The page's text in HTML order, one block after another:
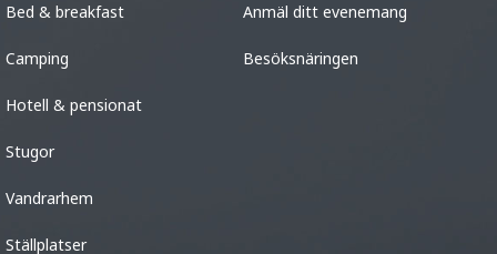
Bed & breakfast
Camping
Hotell & pensionat
Stugor
Vandrarhem
Ställplatser
Anmäl ditt evenemang
Besöksnäringen